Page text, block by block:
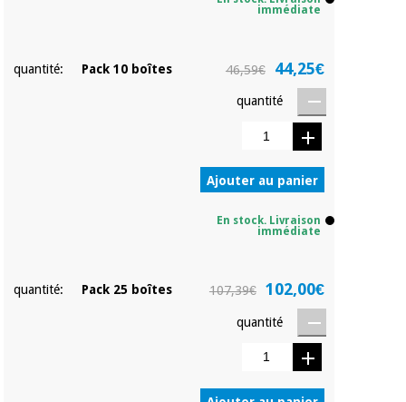
sanitaires
fitness
immédiate
quantité: Pack 10 boîtes 46,59€ 44,25€
quantité
Ajouter au panier
En stock. Livraison
immédiate
quantité: Pack 25 boîtes 107,39€ 102,00€
quantité